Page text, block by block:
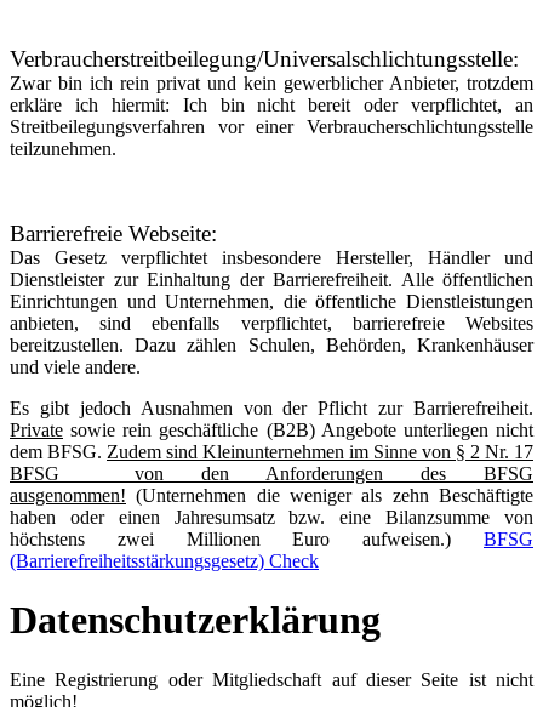
Verbraucherstreitbeilegung/Universalschlichtungsstelle:
Zwar bin ich rein privat und kein gewerblicher Anbieter, trotzdem
erkläre ich hiermit: Ich bin nicht bereit oder verpflichtet, an
Streitbeilegungsverfahren vor einer Verbraucherschlichtungsstelle
teilzunehmen.
Barrierefreie Webseite:
Das Gesetz verpflichtet insbesondere Hersteller, Händler und
Dienstleister zur Einhaltung der Barrierefreiheit. Alle öffentlichen
Einrichtungen und Unternehmen, die öffentliche Dienstleistungen
anbieten, sind ebenfalls verpflichtet, barrierefreie Websites
bereitzustellen. Dazu zählen Schulen, Behörden, Krankenhäuser
und viele andere.
Es gibt jedoch Ausnahmen von der Pflicht zur Barrierefreiheit.
Private sowie rein geschäftliche (B2B) Angebote unterliegen nicht
dem BFSG. Zudem sind Kleinunternehmen im Sinne von § 2 Nr. 17
BFSG von den Anforderungen des BFSG
ausgenommen! (Unternehmen die weniger als zehn Beschäftigte
haben oder einen Jahresumsatz bzw. eine Bilanzsumme von
höchstens zwei Millionen Euro aufweisen.) BFSG
(Barrierefreiheitsstärkungsgesetz) Check
Datenschutzerklärung
Eine Registrierung oder Mitgliedschaft auf dieser Seite ist nicht
möglich!